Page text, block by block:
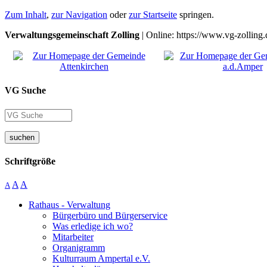
Zum Inhalt, zur Navigation oderzur Startseite springen.
Verwaltungsgemeinschaft Zolling | Online: https://www.vg-
VG Suche
suchen
Schriftgröße
A A A
Rathaus - Verwaltung
Bürgerbüro und Bürgerservice
Was erledige ich wo?
Mitarbeiter
Organigramm
Kulturraum Ampertal e.V.